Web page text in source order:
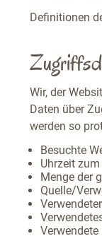
Definitionen
Wir, der
Daten über
werden so
Besuchte
Uhrzeit
Menge der
Quelle/
Verwendete